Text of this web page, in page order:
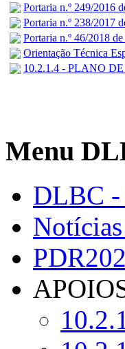
Portaria n.º 249/2016
Portaria n.º 238/2017
Portaria n.º 46/2018
Orientação Técnica
10.2.1.4 - PLANO
Menu
DLBC -